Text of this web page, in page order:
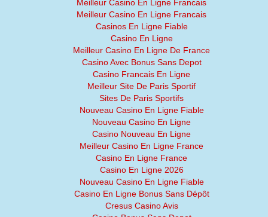
Meilleur Casino En Ligne Francais
Meilleur Casino En Ligne Francais
Casinos En Ligne Fiable
Casino En Ligne
Meilleur Casino En Ligne De France
Casino Avec Bonus Sans Depot
Casino Francais En Ligne
Meilleur Site De Paris Sportif
Sites De Paris Sportifs
Nouveau Casino En Ligne Fiable
Nouveau Casino En Ligne
Casino Nouveau En Ligne
Meilleur Casino En Ligne France
Casino En Ligne France
Casino En Ligne 2026
Nouveau Casino En Ligne Fiable
Casino En Ligne Bonus Sans Dépôt
Cresus Casino Avis